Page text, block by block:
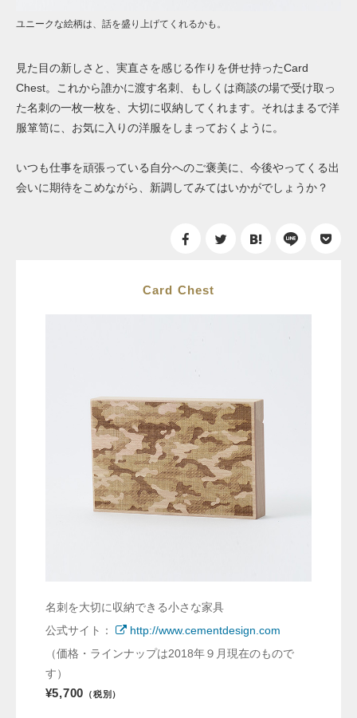
ユニークな絵柄は、話を盛り上げてくれるかも。
見た目の新しさと、実直さを感じる作りを併せ持ったCard
Chest。これから誰かに渡す名刺、もしくは商談の場で受け取っ
た名刺の一枚一枚を、大切に収納してくれます。それはまるで洋
服箪笥に、お気に入りの洋服をしまっておくように。
いつも仕事を頑張っている自分へのご褒美に、今後やってくる出
会いに期待をこめながら、新調してみてはいかがでしょうか？
Card Chest
名刺を大切に収納できる小さな家具
公式サイト：
http://www.cementdesign.com
（価格・ラインナップは2018年９月現在のもので
す）
¥5,700 （税別）